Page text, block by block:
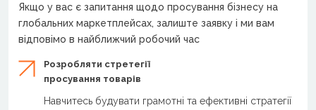
Якщо у вас є запитання щодо просування бізнесу на
глобальних маркетплейсах, залиште заявку і ми вам
відповімо в найближчий робочий час
Розробляти стретегії
просування товарів
Навчитесь будувати грамотні та ефективні стратегії